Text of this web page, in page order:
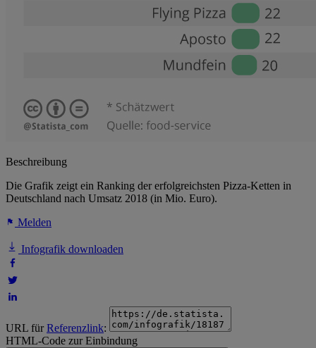
Beschreibung
Die Grafik zeigt ein Ranking der erfolgreichsten Pizza-Ketten in
Deutschland nach Umsatz 2018 (in Mio. Euro).
Melden
Infografik downloaden
URL fürReferenzlink:
HTML-Code zur Einbindung